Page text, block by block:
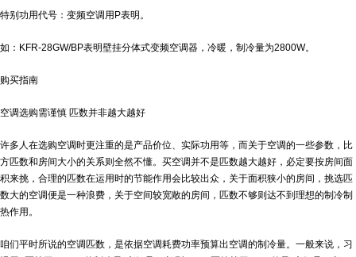
特别功用代号：变频空调用P表明。
如：KFR-28GW/BP表明壁挂分体式变频空调器，冷暖，制冷量为2800W。
购买指南
空调选购需谨慎 匹数并非越大越好
许多人在选购空调时更注重的是产品价位、实际功用等，而关于空调的一些参数，比
方匹数和房间大小的关系则全然不懂。买空调并不是匹数越大越好，必定要按房间面
积来挑，合理的匹数在运用时的节能作用会比较出众，关于面积狭小的房间，挑选匹
数大的空调便是一种浪费，关于空间较宽敞的房间，匹数不够则达不到理想的制冷制
热作用。
咱们平时所说的空调匹数，是依据空调耗费功率预算出空调的制冷量。一般来说，习